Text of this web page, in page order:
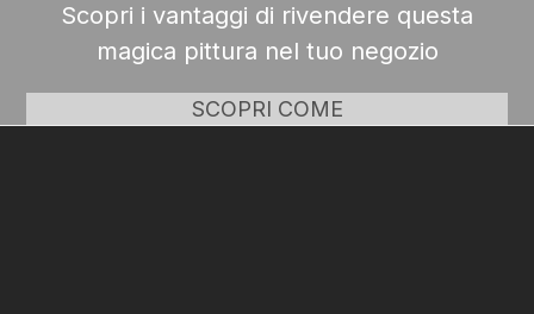
Scopri i vantaggi di rivendere questa
magica pittura nel tuo negozio
SCOPRI COME